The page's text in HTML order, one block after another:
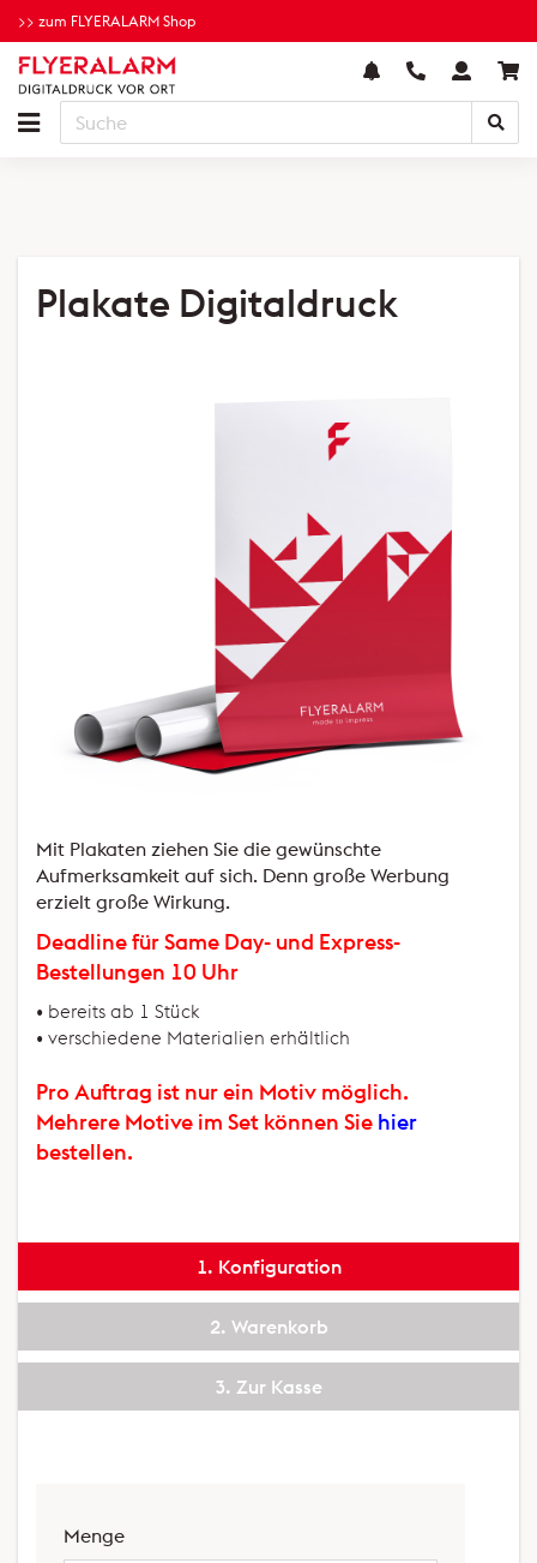
>> zum FLYERALARM Shop
Plakate Digitaldruck
Mit Plakaten ziehen Sie die gewünschte
Aufmerksamkeit auf sich. Denn große Werbung
erzielt große Wirkung.
Deadline für Same Day- und Express-
Bestellungen 10 Uhr
• bereits ab 1 Stück
• verschiedene Materialien erhältlich
Pro Auftrag ist nur ein Motiv möglich.
Mehrere Motive im Set können Sie hier
bestellen.
Konfiguration
Warenkorb
Zur Kasse
Menge